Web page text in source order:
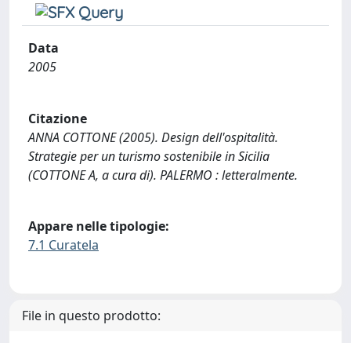
Data
2005
Citazione
ANNA COTTONE (2005). Design dell'ospitalità.
Strategie per un turismo sostenibile in Sicilia
(COTTONE A, a cura di). PALERMO : letteralmente.
Appare nelle tipologie:
7.1 Curatela
File in questo prodotto: